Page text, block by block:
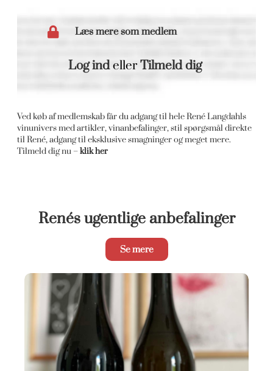
Læs mere som medlem
Log indellerTilmeld dig
Ved køb af medlemskab får du adgang til hele René Langdahls
vinunivers med artikler, vinanbefalinger, stil spørgsmål direkte
til René, adgang til eksklusive smagninger og meget mere.
Tilmeld dig nu –klik her
Renés ugentlige anbefalinger
Se mere